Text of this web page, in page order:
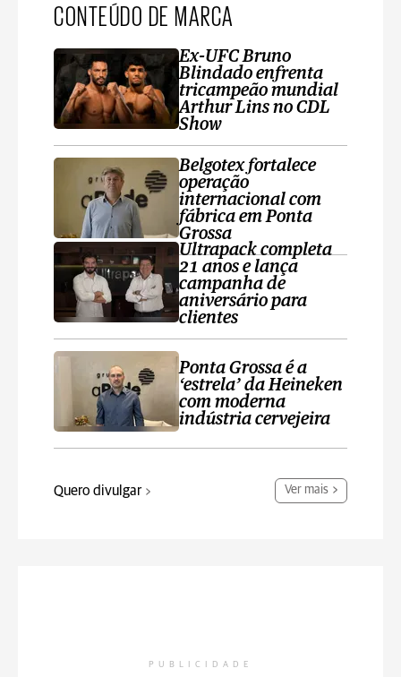
CONTEÚDO DE MARCA
Ex-UFC Bruno
Blindado enfrenta
tricampeão mundial
Arthur Lins no CDL
Show
Belgotex fortalece
operação
internacional com
fábrica em Ponta
Grossa
Ultrapack completa
21 anos e lança
campanha de
aniversário para
clientes
Ponta Grossa é a
‘estrela’ da Heineken
com moderna
indústria cervejeira
Quero divulgar Ver mais
PUBLICIDADE